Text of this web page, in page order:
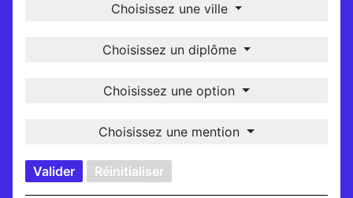
Choisissez une ville
Choisissez un diplôme
Choisissez une option
Choisissez une mention
Valider Réinitialiser